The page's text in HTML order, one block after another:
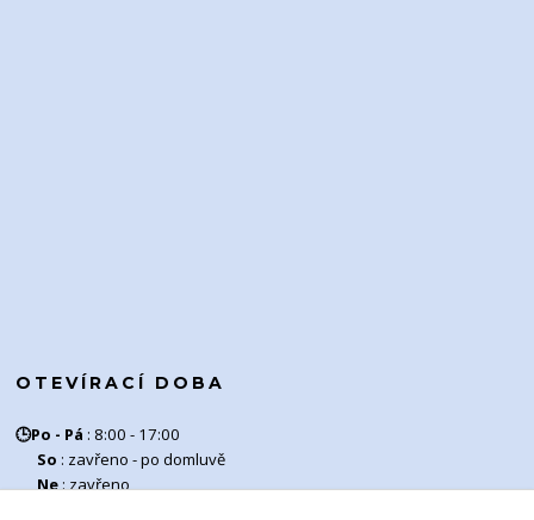
OTEVÍRACÍ DOBA
🕒Po - Pá : 8:00 - 17:00
So : zavřeno - po domluvě
Ne: zavřeno